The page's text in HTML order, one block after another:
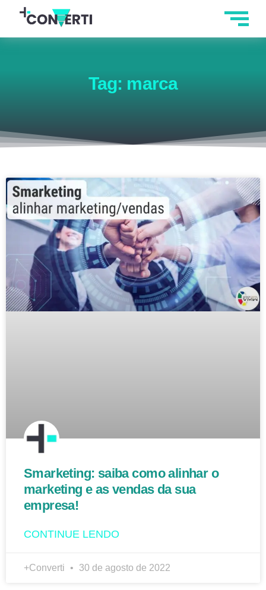
Tag: marca
Smarketing: saiba como alinhar o
marketing e as vendas da sua
empresa!
CONTINUE LENDO
+Converti 30 de agosto de 2022